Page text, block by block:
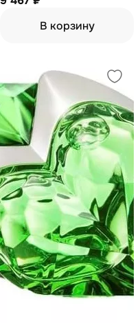
В корзину